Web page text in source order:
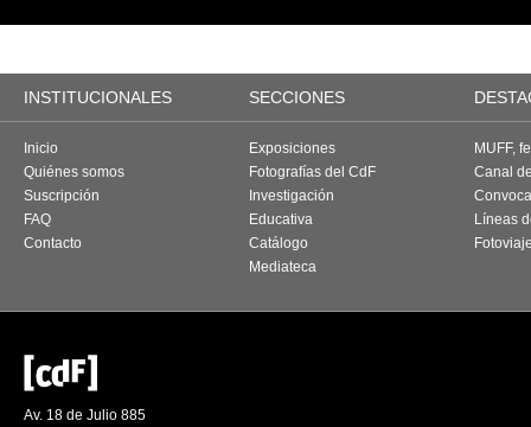
INSTITUCIONALES SECCIONES
Inicio
Quiénes somos
Suscripción
FAQ
Contacto
Exposiciones
Fotografías del CdF
Investigación
Educativa
Catálogo
Mediateca
MUFF,
Canal
Líneas
Av. 18 de Julio 885